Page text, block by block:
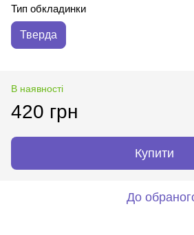
Тип обкладинки
Тверда
В наявності
420 грн
Купити
До